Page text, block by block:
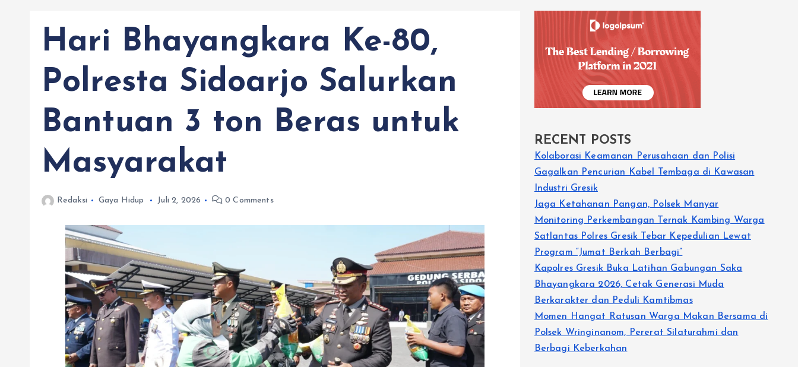
Hari Bhayangkara Ke-80,
Polresta Sidoarjo Salurkan
Bantuan 3 ton Beras untuk
Masyarakat
Redaksi Gaya Hidup Juli 2, 2026 0 Comments
RECENT POSTS
Kolaborasi Keamanan Perusahaan dan Polisi
Gagalkan Pencurian Kabel Tembaga di Kawasan
Industri Gresik
Jaga Ketahanan Pangan, Polsek Manyar
Monitoring Perkembangan Ternak Kambing Warga
Satlantas Polres Gresik Tebar Kepedulian Lewat
Program “Jumat Berkah Berbagi”
Kapolres Gresik Buka Latihan Gabungan Saka
Bhayangkara 2026, Cetak Generasi Muda
Berkarakter dan Peduli Kamtibmas
Momen Hangat Ratusan Warga Makan Bersama di
Polsek Wringinanom, Pererat Silaturahmi dan
Berbagi Keberkahan